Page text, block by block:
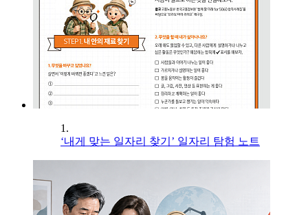
1.
‘내게 맞는 일자리 찾기’ 일자리 탐험 노트